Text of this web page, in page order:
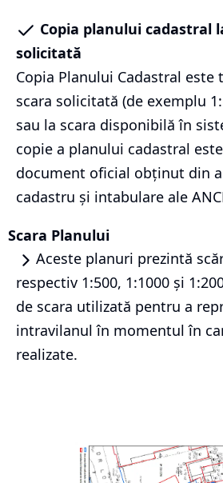
Copia planului cadastral
solicitată
Copia Planului Cadastral este
scara solicitată (de exemplu
sau la scara disponibilă în
copie a planului cadastral
document oficial obținut din
cadastru și intabulare ale
Scara Planului
Aceste planuri prezintă
respectiv 1:500, 1:1000 și
de scara utilizată pentru a
intravilanul în momentul în
realizate.